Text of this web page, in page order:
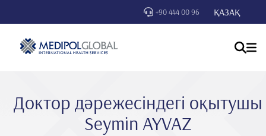
+90 444 00 96 ҚАЗАҚ
Доктор дәрежесіндегі оқытушы
Seymi̇n AYVAZ